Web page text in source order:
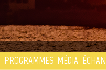
PROGRAMMES MÉDIA